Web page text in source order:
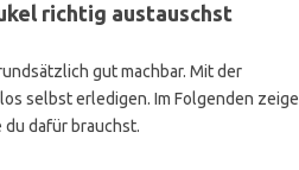
richtig austauschst
gut machbar. Mit der
selbst erledigen. Im Folgenden zeige
dafür brauchst.